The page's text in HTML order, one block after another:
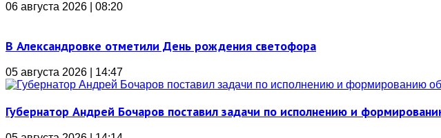
06 августа 2026 | 08:20
В Александровке отметили День рождения светофора
05 августа 2026 | 14:47
Губернатор Андрей Бочаров поставил задачи по исполнению и